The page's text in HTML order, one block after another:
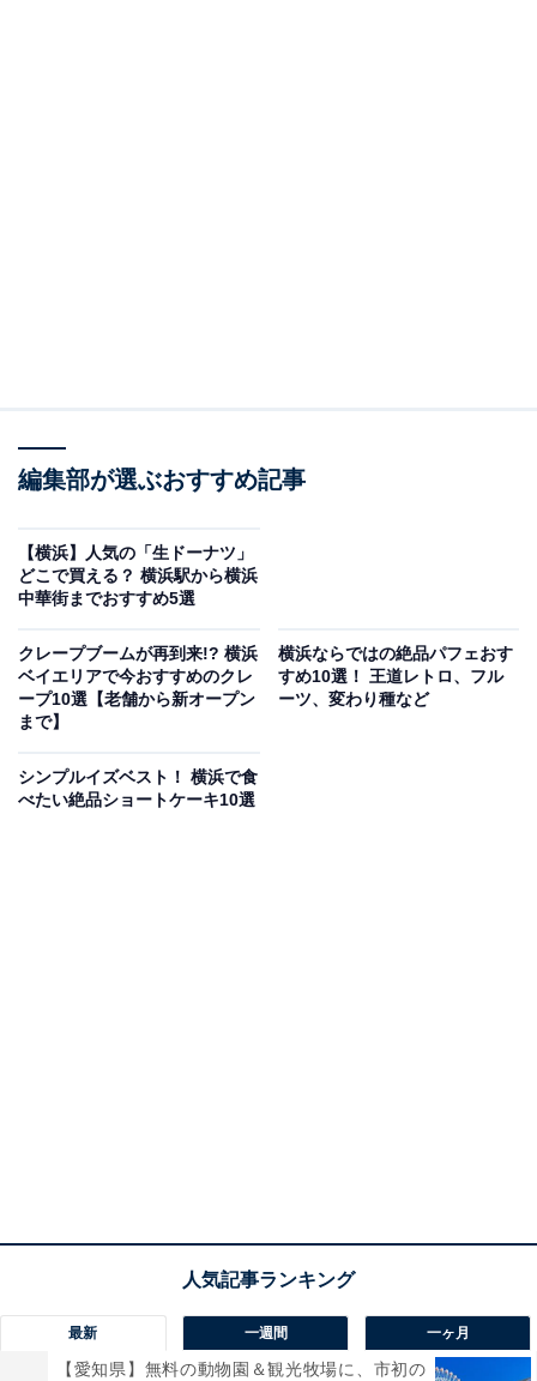
編集部が選ぶおすすめ記事
【横浜】人気の「生ドーナツ」
どこで買える？ 横浜駅から横浜
中華街までおすすめ5選
クレープブームが再到来!? 横浜
ベイエリアで今おすすめのクレ
ープ10選【老舗から新オープン
まで】
横浜ならではの絶品パフェおす
すめ10選！ 王道レトロ、フル
ーツ、変わり種など
シンプルイズベスト！ 横浜で食
べたい絶品ショートケーキ10選
最新 一週間 一ヶ月
【愛知県】無料の動物園＆観光牧場に、市初の